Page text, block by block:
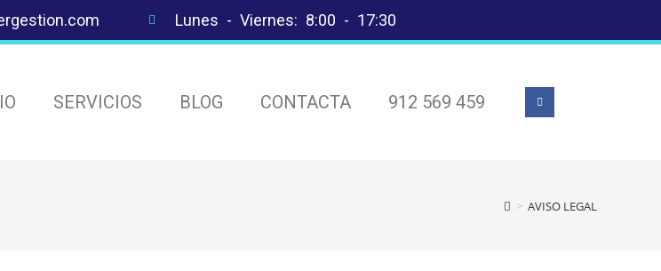
Lunes - Viernes: 8:00 - 17:30
SERVICIOS BLOG CONTACTA 912 569 459
> AVISO LEGAL